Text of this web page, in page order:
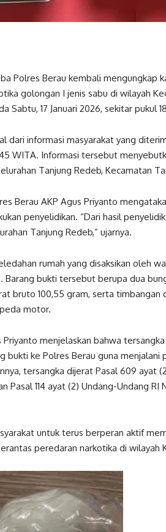
Polres Berau kembali mengungkap
golongan I jenis sabu di wilayah
Sabtu, 17 Januari 2026, sekitar pukul
dari informasi masyarakat yang
WITA. Informasi tersebut
Tanjung Redeb, Kecamatan
Berau AKP Agus Priyanto
penyelidikan. “Dari hasil
Tanjung Redeb,” ujarnya.
rumah yang disaksikan oleh
Barang bukti tersebut berupa dua
bruto 100,55 gram, serta timbangan
motor.
Priyanto menjelaskan bahwa
bukti ke Polres Berau guna
tersangka dijerat Pasal 609 ayat
Pasal 114 ayat (2) Undang-Undang
untuk terus berperan aktif
peredaran narkotika di wilayah